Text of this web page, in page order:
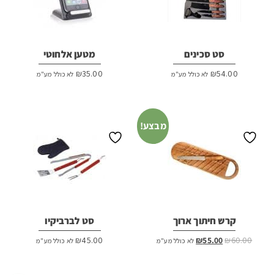
סט סכינים
₪54.00 לא כולל מע"מ
מטען אלחוטי
₪35.00 לא כולל מע"מ
מבצע!
קרש חיתוך ארוך
₪60.00
המחיר₪55.00 המחיר
לא כולל מע"מ
סט לברביקיו
₪45.00 לא כולל מע"מ